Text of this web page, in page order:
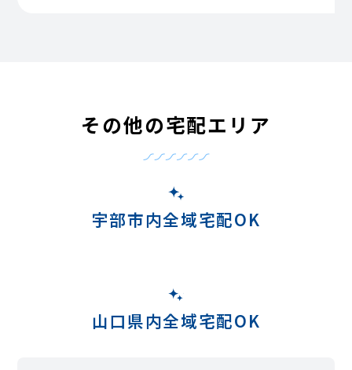
その他の宅配エリア
宇部市内全域宅配OK
山口県内全域宅配OK